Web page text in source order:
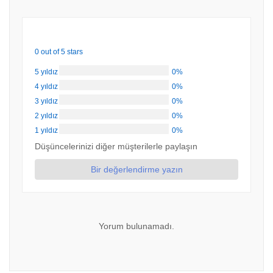
0 out of 5 stars
5 yıldız
0%
4 yıldız
0%
3 yıldız
0%
2 yıldız
0%
1 yıldız
0%
Düşüncelerinizi diğer müşterilerle paylaşın
Bir değerlendirme yazın
Yorum bulunamadı.